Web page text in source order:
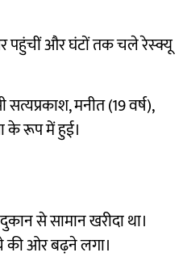
पहुंचीं और घंटों तक चले रेस्क्यू
मनीत (19 वर्ष),
के रूप में हुई।
से सामान खरीदा था।
की ओर बढ़ने लगा।